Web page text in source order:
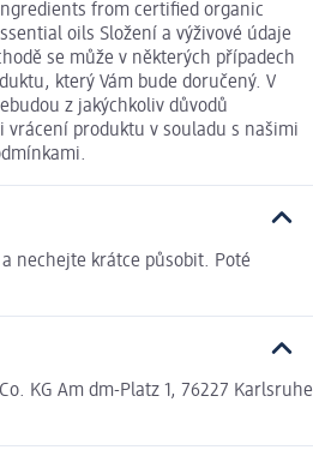
from certified organic
oils Složení a výživové údaje
se může v některých případech
který Vám bude doručený. V
z jakýchkoliv důvodů
vrácení produktu v souladu s našimi
nechejte krátce působit. Poté
KG Am dm-Platz 1, 76227 Karlsruhe